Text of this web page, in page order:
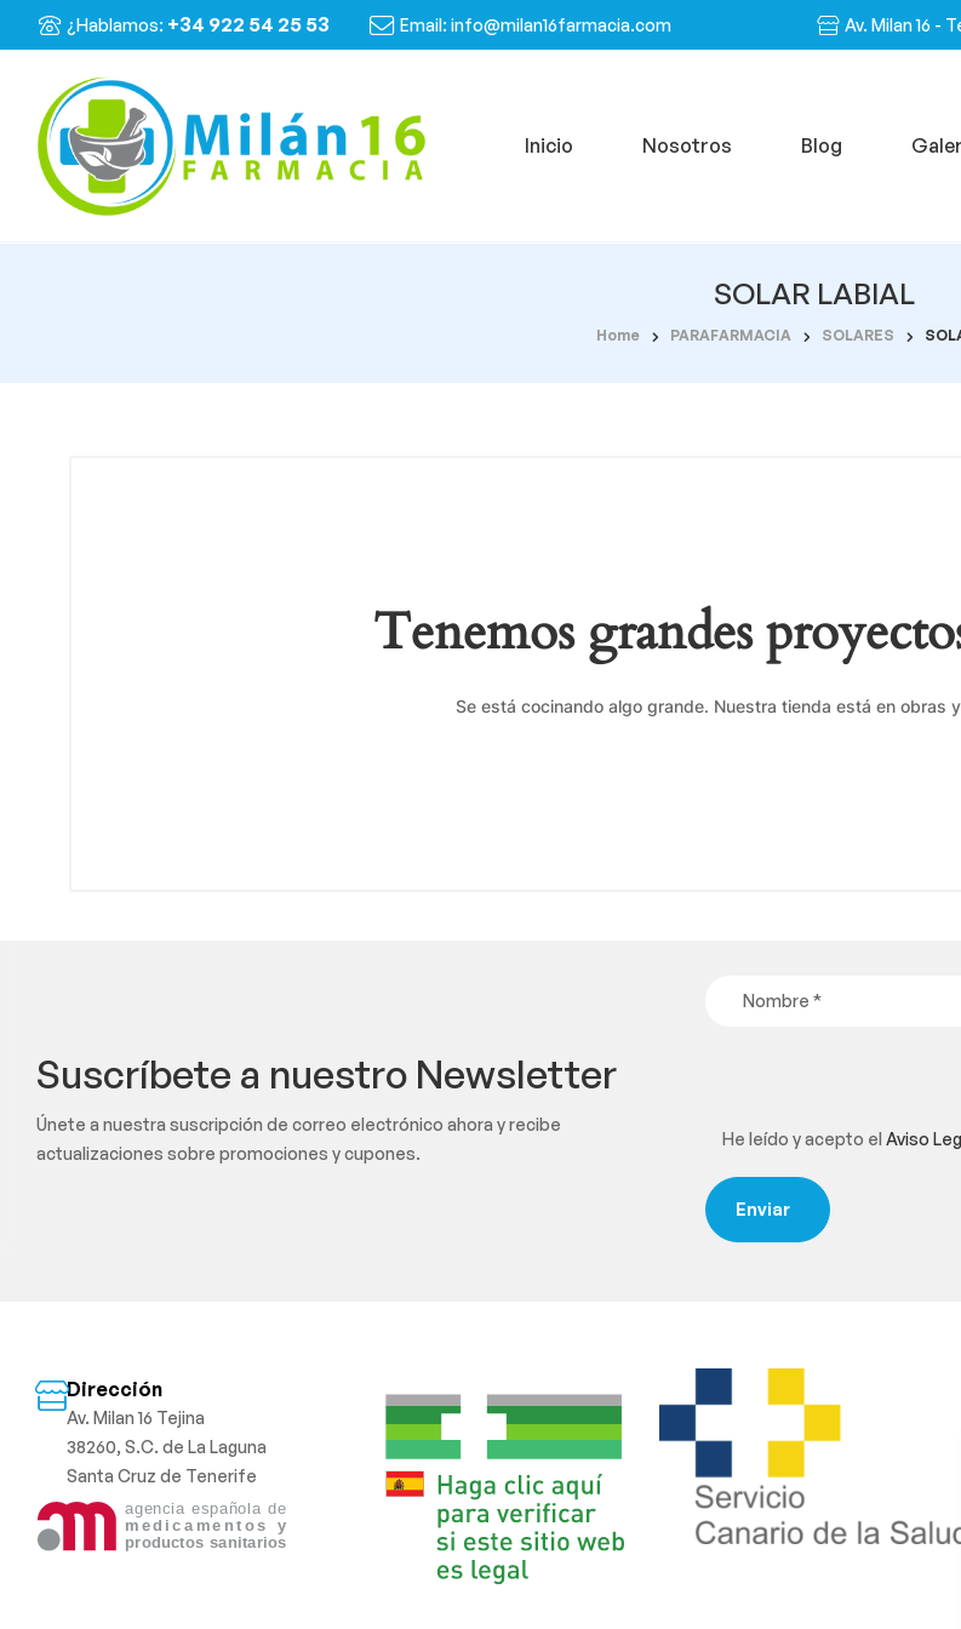
¿Hablamos: +34 922 54 25 53 Email: info@milan16farmacia.com Av. Milan 16 -
Inicio Nosotros Blog
SOLAR LABIAL
Home PARAFARMACIA SOLARES
Tenemos grandes
Se está cocinando algo grande. Nuestra tienda está en obras
Suscríbete a nuestro Newsletter
Únete a nuestra suscripción de correo electrónico ahora y recibe
actualizaciones sobre promociones y cupones.
He leído y acepto elAviso
Dirección
Av. Milan 16 Tejina
38260, S.C. de La Laguna
Santa Cruz de Tenerife